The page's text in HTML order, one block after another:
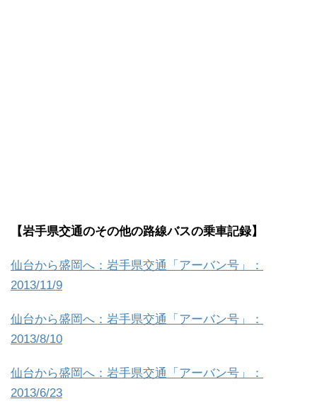
【岩手県交通のその他の路線バスの乗車記録】
仙台から盛岡へ：岩手県交通「アーバン号」：
2013/11/9
仙台から盛岡へ：岩手県交通「アーバン号」：
2013/8/10
仙台から盛岡へ：岩手県交通「アーバン号」：
2013/6/23